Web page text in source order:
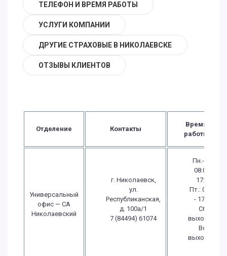
ТЕЛЕФОН И ВРЕМЯ РАБОТЫ
УСЛУГИ КОМПАНИИ
ДРУГИЕ СТРАХОВЫЕ В НИКОЛАЕВСКЕ
ОТЗЫВЫ КЛИЕНТОВ
Отделение Контакты
Время
работы
Универсальный
офис — СА
Николаевский
г. Николаевск,
ул.
Республиканская,
д. 100а/1
7 (84494) 61074
Пн.-Чт.:
08:00 -
17:00
Пт.: 08:00
- 17:00
Сб.:
выходной
Вс.:
выходной